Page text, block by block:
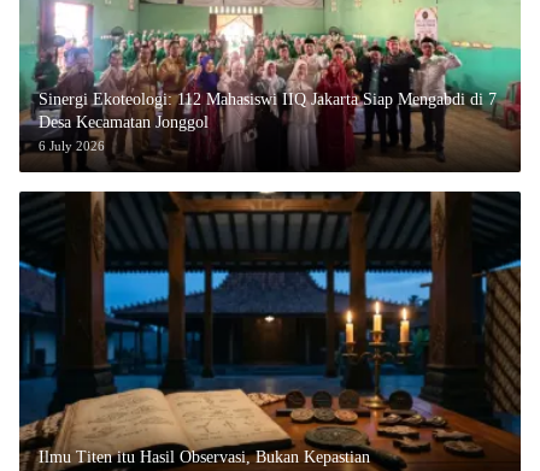
‎Sinergi Ekoteologi: 112 Mahasiswi IIQ Jakarta Siap Mengabdi di 7
Desa Kecamatan Jonggol
6 July 2026
Ilmu Titen itu Hasil Observasi, Bukan Kepastian